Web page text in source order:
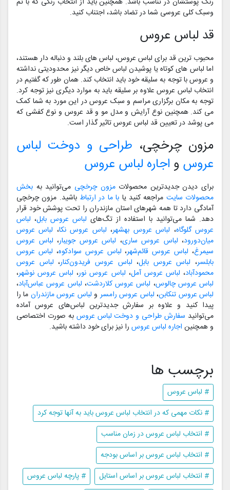
وسبک کلی عروسی شما در تضاد باشد، اجتناب کنید.
قد لباس عروس
محبوب ترین قد برای لباس عروس، لباس های بلند و دنباله دار هستند،
اما لباس های کوتاه یا پوشیدن لباس خاص دیگر نیز محدودیتی نداشته
و عروس با توجه به سلیقه خود باید انتخاب کند. همان طور که گفتیم در
انتخاب لباس عروس علاوه بر سلیقه باید به موارد دیگری نیز توجه کرد.
توجه به مکان برگزاری مراسم و سبک عروس در این مورد به شما کمک
می کند. همچنین نوع آرایش و مدل مو و قد عروس و نوع کفشی که
می پوشد در تعیین قد لباس عروس تاثیر گذار است.
مزون چرخچی، طراحی و دوخت لباس
عروس و اجاره لباس عروس
برای دیدن جدیدترین محصولاتمزون چرخچی می‌توانید به بخش
محصولات سایت مراجعه کنید یا با ما در ارتباط باشید. مزون چرخچی
آمادگی دارد تا همه شهرهای استان مازندران را تحت پوشش خود قرار
دهد. شما می‌توانید با استفاده از تگ‌های لباس عروس بابل، لباس
عروس گلوگاه، لباس عروس بهشهر، لباس عروس نکا، لباس عروس
میان‌دورود، لباس عروس ساری، لباس عروس جویبار، لباس عروس
سیمرغ، لباس عروس قائم‌شهر، لباس عروس سوادکوه، لباس عروس
بابلسر، لباس عروس بابل، لباس عروس فریدون‌کنار، لباس عروس
محمودآباد، لباس عروس آمل، لباس عروس نور، لباس عروس نوشهر،
لباس عروس چالوس، لباس عروس کلاردشت، لباس عروس عباس‌آباد،
لباس عروس تنکابن، لباس عروس رامسر و لباس عروس مازندران ما را
پیدا کنید و علاوه بر سفارش جدیدترین لباس‌های عروس آماده
می‌توانید سفارش طراحی و دوخت لباس عروس به صورت اختصاصی
و همچنین اجاره لباس عروس را نیز برای خود داشته باشید.
برچسب ها
# لباس عروس
# نکات مهمی که در انتخاب لباس عروس باید به آنها توجه کرد
# انتخاب لباس عروس در زمان مناسب
# انتخاب لباس عروس بر اساس بودجه
# انتخاب لباس عروس بر اساس استایل
# پارچه لباس عروس